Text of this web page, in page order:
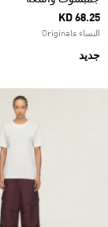
KD 68.25
النساء Originals
جديد